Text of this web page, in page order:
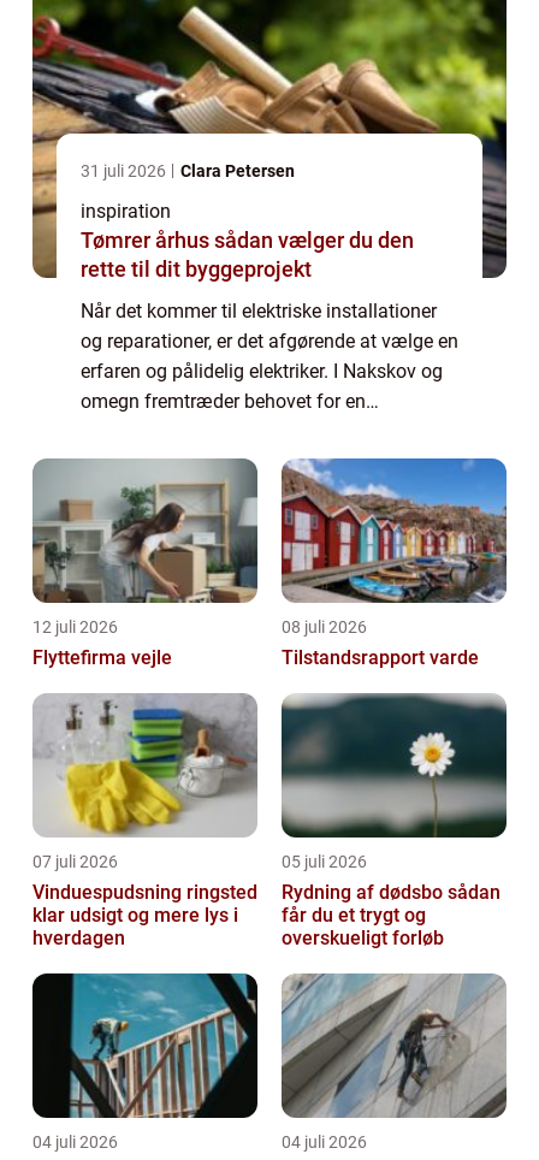
31 juli 2026 Clara Petersen
inspiration
Tømrer århus sådan vælger du den
rette til dit byggeprojekt
Når det kommer til elektriske installationer
og reparationer, er det afgørende at vælge en
erfaren og pålidelig elektriker. I Nakskov og
omegn fremtræder behovet for en
d...
12 juli 2026
Flyttefirma vejle
08 juli 2026
Tilstandsrapport varde
07 juli 2026
Vinduespudsning ringsted
klar udsigt og mere lys i
hverdagen
05 juli 2026
Rydning af dødsbo sådan
får du et trygt og
overskueligt forløb
04 juli 2026 04 juli 2026